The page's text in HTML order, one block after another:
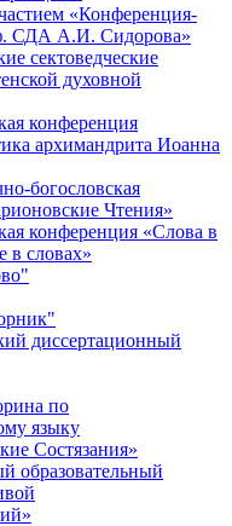
«Конференция-
СДА А.И. Сидорова»
сектоведческие
духовной
конференция
архимандрита Иоанна
богословская
Чтения»
конференция «Cлова в
в словах»
диссертационный
по
языку
Состязания»
образовательный